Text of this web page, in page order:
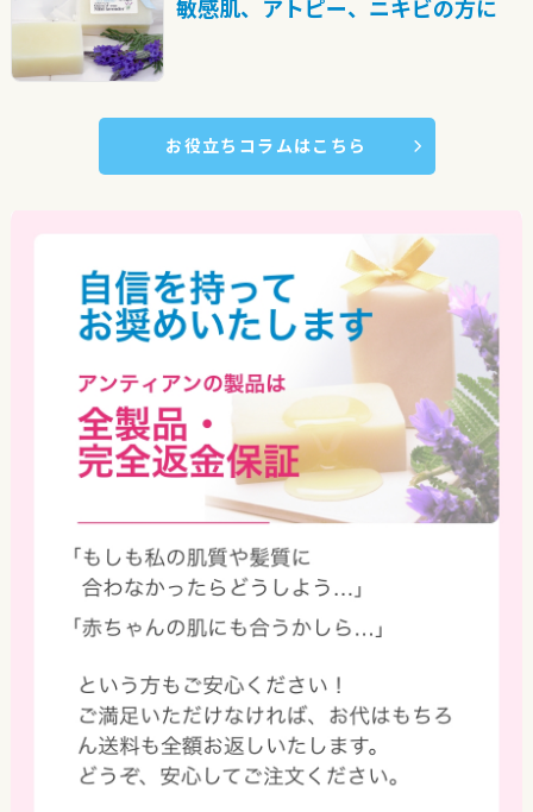
敏感肌、アトピー、ニキビの方に
お役立ちコラムはこちら